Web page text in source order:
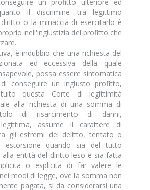
il discrimine tra legittimo
o la minaccia di esercitarlo è
nell'ingiustizia del profitto che
è indubbio che una richiesta del
ed eccessiva della quale
possa essere sintomatica
di conseguire un ingiusto profitto,
questa Corte di legittimità
alla richiesta di una somma di
di risarcimento di danni,
assume il carattere di
gli estremi del delitto, tentato o
estorsione quando sia del tutto
alla entità del diritto leso e sia fatta
o esplicita di far valere le
modi di legge, ove la somma non
pagata, sì da considerarsi una